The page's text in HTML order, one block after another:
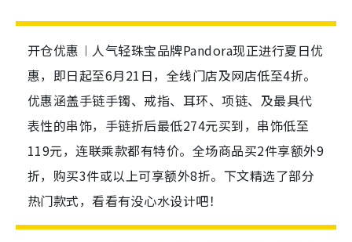
开仓优惠︱人气轻珠宝品牌Pandora现正进行夏日优
惠，即日起至6月21日，全线门店及网店低至4折。
优惠涵盖手链手镯、戒指、耳环、项链、及最具代
表性的串饰，手链折后最低274元买到，串饰低至
119元，连联乘款都有特价。全场商品买2件享额外9
折，购买3件或以上可享额外8折。下文精选了部分
热门款式，看看有没心水设计吧！